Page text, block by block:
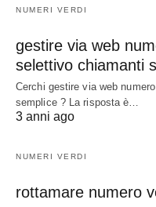
NUMERI VERDI
gestire via web
selettivo chiamanti
Cerchi gestire via web
semplice ? La risposta è…
3 anni ago
NUMERI VERDI
rottamare numero